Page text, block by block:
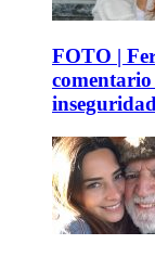
FOTO |
comentario